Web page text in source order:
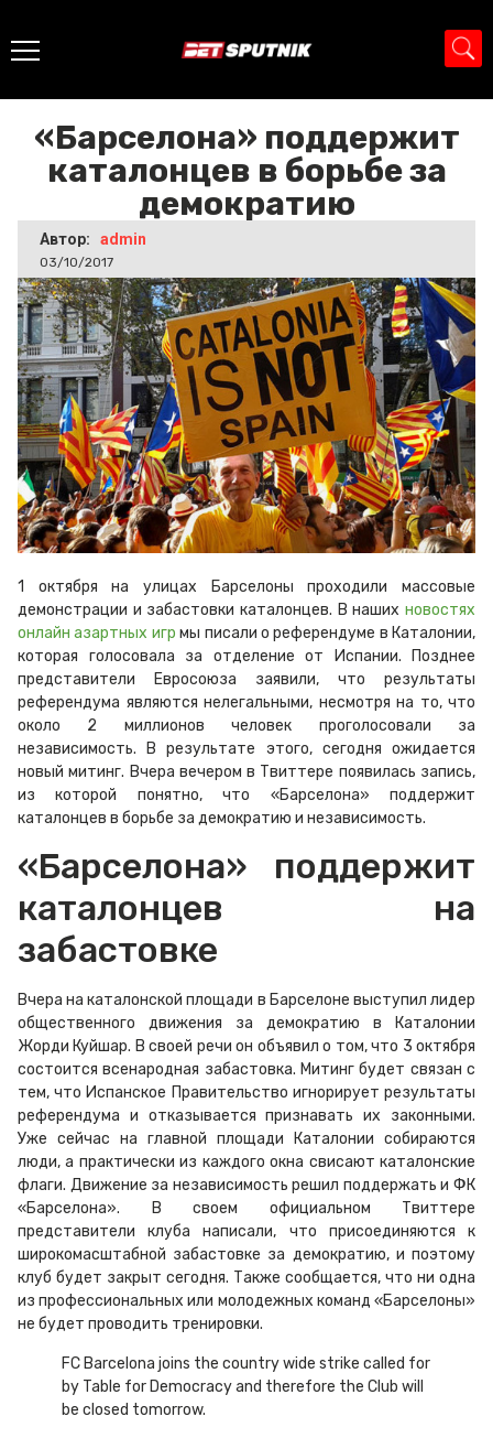
«Барселона» поддержит
каталонцев в борьбе за
демократию
Автор: admin
03/10/2017
1 октября на улицах Барселоны проходили массовые
демонстрации и забастовки каталонцев. В наших новостях
онлайн азартных игр мы писали о референдуме в Каталонии,
которая голосовала за отделение от Испании. Позднее
представители Евросоюза заявили, что результаты
референдума являются нелегальными, несмотря на то, что
около 2 миллионов человек проголосовали за
независимость. В результате этого, сегодня ожидается
новый митинг. Вчера вечером в Твиттере появилась запись,
из которой понятно, что «Барселона» поддержит
каталонцев в борьбе за демократию и независимость.
«Барселона» поддержит
каталонцев на
забастовке
Вчера на каталонской площади в Барселоне выступил лидер
общественного движения за демократию в Каталонии
Жорди Куйшар. В своей речи он объявил о том, что 3 октября
состоится всенародная забастовка. Митинг будет связан с
тем, что Испанское Правительство игнорирует результаты
референдума и отказывается признавать их законными.
Уже сейчас на главной площади Каталонии собираются
люди, а практически из каждого окна свисают каталонские
флаги. Движение за независимость решил поддержать и ФК
«Барселона». В своем официальном Твиттере
представители клуба написали, что присоединяются к
широкомасштабной забастовке за демократию, и поэтому
клуб будет закрыт сегодня. Также сообщается, что ни одна
из профессиональных или молодежных команд «Барселоны»
не будет проводить тренировки.
FC Barcelona joins the country wide strike called for
by Table for Democracy and therefore the Club will
be closed tomorrow.